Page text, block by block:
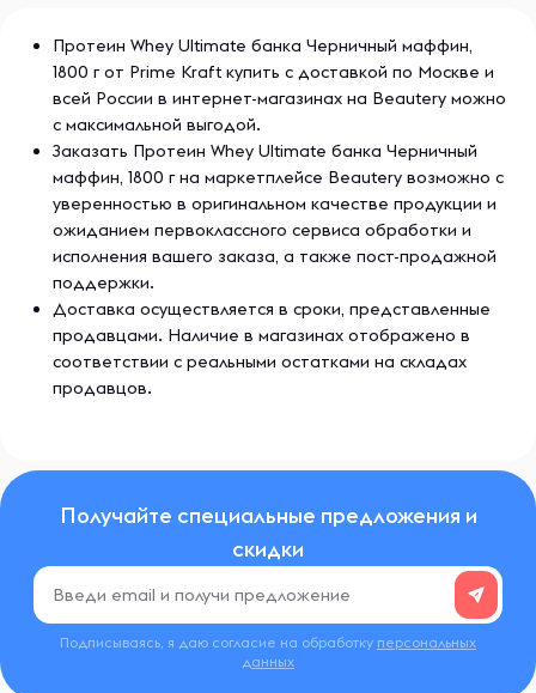
Протеин Whey Ultimate банка Черничный маффин,
1800 г от Prime Kraft купить с доставкой по Москве и
всей России в интернет-магазинах на Beautery можно
с максимальной выгодой.
Заказать Протеин Whey Ultimate банка Черничный
маффин, 1800 г на маркетплейсе Beautery возможно с
уверенностью в оригинальном качестве продукции и
ожиданием первоклассного сервиса обработки и
исполнения вашего заказа, а также пост-продажной
поддержки.
Доставка осуществляется в сроки, представленные
продавцами. Наличие в магазинах отображено в
соответствии с реальными остатками на складах
продавцов.
Получайте специальные предложения и
скидки
Подписываясь, я даю согласие на обработку персональных
данных